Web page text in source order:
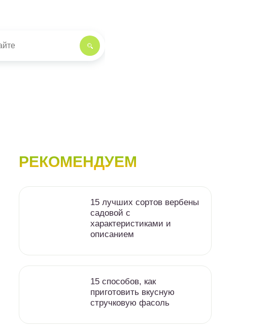
РЕКОМЕНДУЕМ
15 лучших сортов вербены
садовой с
характеристиками и
описанием
15 способов, как
приготовить вкусную
стручковую фасоль